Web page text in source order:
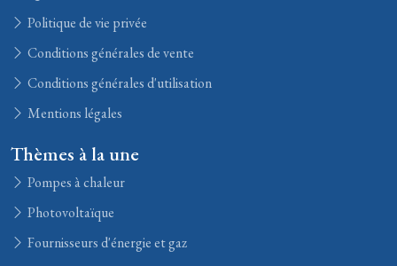
Politique de vie privée
Conditions générales de vente
Conditions générales d'utilisation
Mentions légales
Thèmes à la une
Pompes à chaleur
Photovoltaïque
Fournisseurs d'énergie et gaz